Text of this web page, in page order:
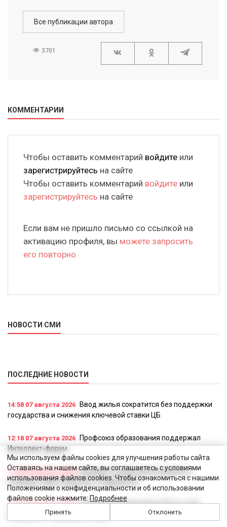
Все публикации автора
3701
КОММЕНТАРИИ
Чтобы оставить комментарий войдите или
зарегистрируйтесь на сайте
Чтобы оставить комментарий войдите или
зарегистрируйтесь на сайте
Если вам не пришло письмо со ссылкой на
активацию профиля, вы можете запросить
его повторно
НОВОСТИ СМИ
ПОСЛЕДНИЕ НОВОСТИ
14:58 07 августа 2026
Ввод жилья сократится без поддержки
государства и снижения ключевой ставки ЦБ
12:18 07 августа 2026
Профсоюз образования поддержал
Интеллект-форум
11:5307 августа 2026 Каждый четвертый россиянин не
сообщает работодателю о подработке
11:4407 августа 2026 Среднюю пенсию более 35 тыс. руб.
получают в 7 регионах России
Мы используем файлы cookies для улучшения работы сайта.
Оставаясь на нашем сайте, вы соглашаетесь с условиями
использования файлов cookies. Чтобы ознакомиться с нашими
Положениями о конфиденциальности и об использовании
файлов cookie нажмите: Подробнее
Принять Отклонить